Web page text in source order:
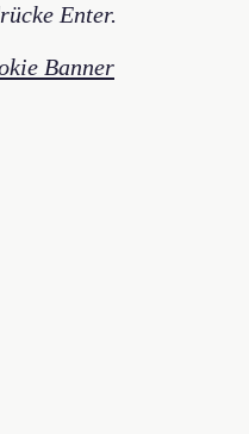
Enter.
Banner